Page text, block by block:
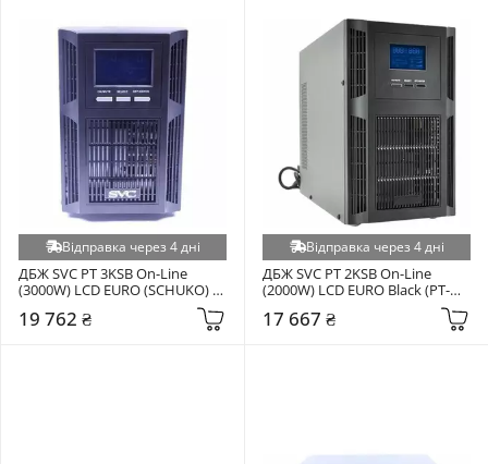
Відправка через 4 дні
ДБЖ SVC PT 3KSB On-Line
(3000W) LCD EURO (SCHUKO) +
19 762 ₴
Відправка через 4 дні
ДБЖ SVC PT 2KSB On-Line
(2000W) LCD EURO Black (PT-
17 667 ₴